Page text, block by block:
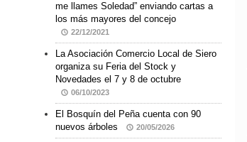
me llames Soledad” enviando cartas a
los más mayores del concejo
22/12/2021
La Asociación Comercio Local de Siero
organiza su Feria del Stock y
Novedades el 7 y 8 de octubre
06/10/2023
El Bosquín del Peña cuenta con 90
nuevos árboles
20/05/2026